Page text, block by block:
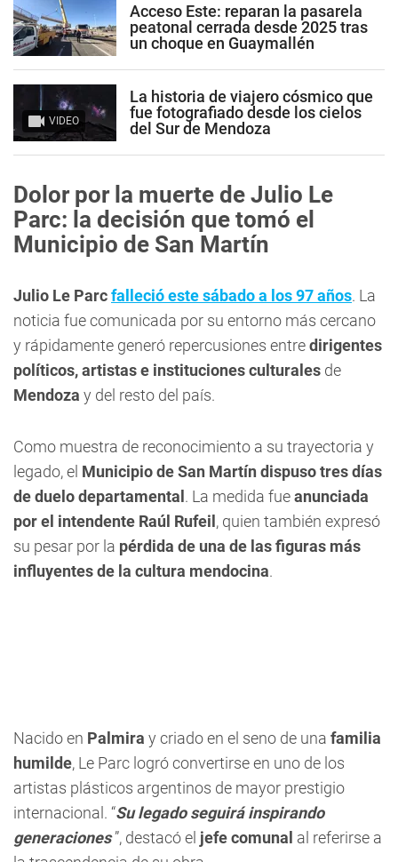
Acceso Este: reparan la pasarela
peatonal cerrada desde 2025 tras
un choque en Guaymallén
VIDEO
La historia de viajero cósmico que
fue fotografiado desde los cielos
del Sur de Mendoza
Dolor por la muerte de Julio Le
Parc: la decisión que tomó el
Municipio de San Martín
Julio Le Parcfalleció este sábado a los 97 años. La
noticia fue comunicada por su entorno más cercano
y rápidamente generó repercusiones entredirigentes
políticos, artistas e instituciones culturales de
Mendoza y del resto del país.
Como muestra de reconocimiento a su trayectoria y
legado, el Municipio de San Martín dispuso tres días
de duelo departamental . La medida fueanunciada
por el intendente Raúl Rufeil , quien también expresó
su pesar por la pérdida de una de las figuras más
influyentes de la cultura mendocina.
Nacido en Palmira y criado en el seno de una familia
humilde, Le Parc logró convertirse en uno de los
artistas plásticos argentinos de mayor prestigio
internacional. “Su legado seguirá inspirando
generaciones”, destacó el jefe comunal al referirse a